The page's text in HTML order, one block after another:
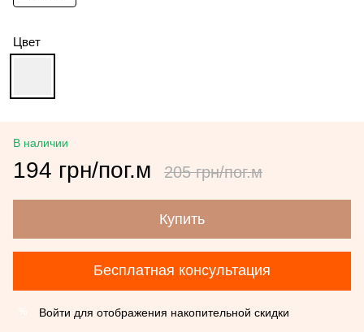
Цвет
В наличии
194 грн/пог.м 205 грн/пог.м
Купить
Бесплатная консультация
Войти для отображения накопительной скидки